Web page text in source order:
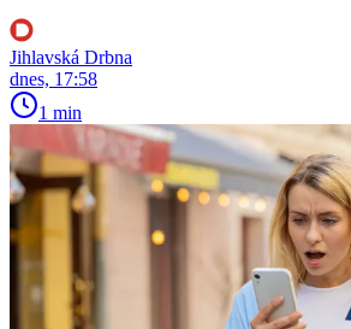
Jihlavská Drbna
dnes, 17:58
1 min